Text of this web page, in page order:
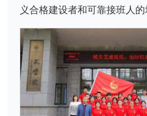
义合格建设者和可靠接班人的